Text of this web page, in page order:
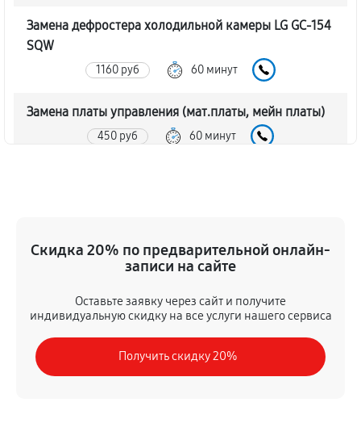
Замена дефростера холодильной камеры LG GC-154
SQW
1160 руб 60 минут
Замена платы управления (мат.платы, мейн платы)
450 руб 60 минут
Замена термостата холодильной камеры LG GC-154
450 руб 60 минут
Скидка 20% по предварительной онлайн-
записи на сайте
Оставьте заявку через сайт и получите
индивидуальную скидку на все услуги нашего сервиса
Получить скидку 20%